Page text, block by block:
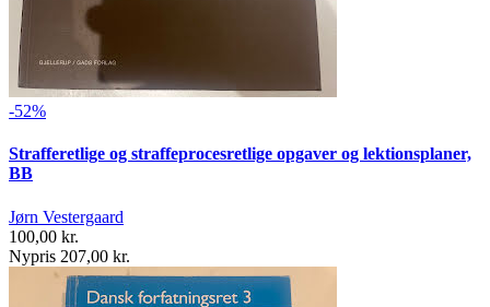
-52%
Strafferetlige og straffeprocesretlige opgaver og lektionsplaner,
BB
Jørn Vestergaard
100,00 kr.
Nypris 207,00 kr.